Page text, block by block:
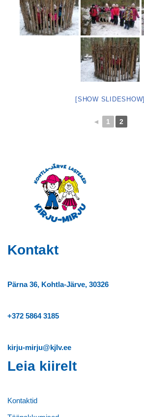
[SHOW SLIDESHOW]
◄ 1 2
Kontakt
Pärna 36, Kohtla-Järve, 30326
+372 5864 3185
kirju-mirju@kjlv.ee
Leia kiirelt
Kontaktid